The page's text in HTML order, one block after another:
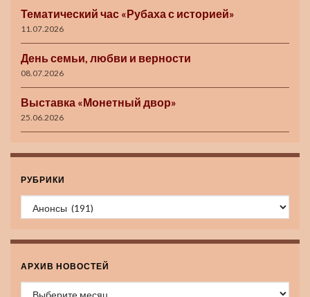
Тематический час «Рубаха с историей»
11.07.2026
День семьи, любви и верности
08.07.2026
Выставка «Монетный двор»
25.06.2026
РУБРИКИ
Рубрики
АРХИВ НОВОСТЕЙ
Архив новостей